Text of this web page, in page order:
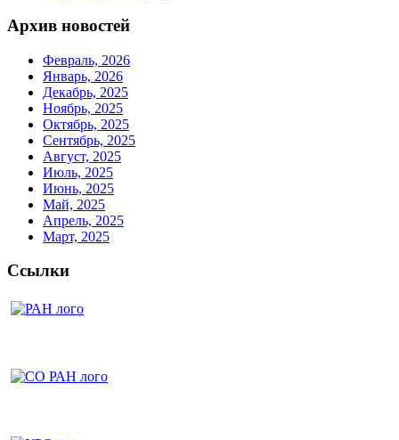
Архив новостей
Февраль, 2026
Январь, 2026
Декабрь, 2025
Ноябрь, 2025
Октябрь, 2025
Сентябрь, 2025
Август, 2025
Июль, 2025
Июнь, 2025
Май, 2025
Апрель, 2025
Март, 2025
Ссылки